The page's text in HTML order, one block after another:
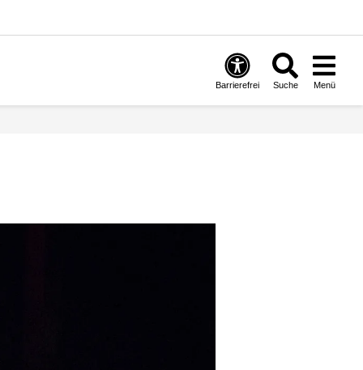
Barrierefrei Suche Menü